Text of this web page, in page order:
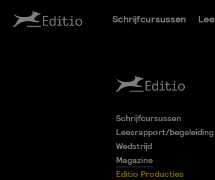
Schrijfcursussen
Schrijfcursussen
Leesrapport/begeleiding
Wedstrijd
Magazine
Editio Producties